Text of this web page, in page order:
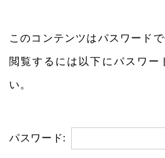
このコンテンツはパスワード
閲覧するには以下にパスワー
い。
パスワード: